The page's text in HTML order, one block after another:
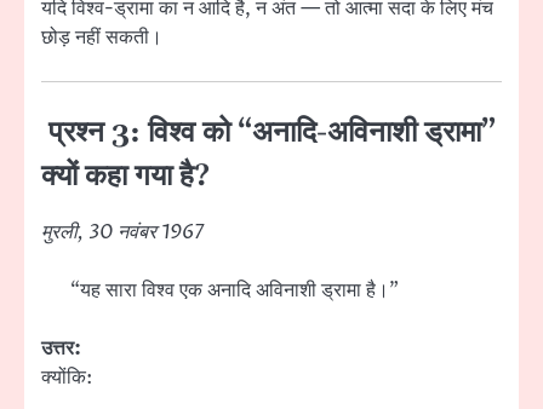
यदि विश्व-ड्रामा का न आदि है, न अंत — तो आत्मा सदा के लिए मंच
छोड़ नहीं सकती।
प्रश्न 3: विश्व को “अनादि-अविनाशी ड्रामा”
क्यों कहा गया है?
मुरली, 30 नवंबर 1967
“यह सारा विश्व एक अनादि अविनाशी ड्रामा है।”
उत्तर:
क्योंकि: